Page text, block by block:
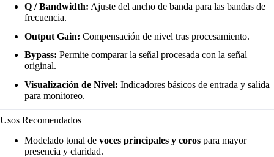
Q / Bandwidth: Ajuste del ancho de banda para las bandas de
frecuencia.
Output Gain: Compensación de nivel tras procesamiento.
Bypass: Permite comparar la señal procesada con la señal
original.
Visualización de Nivel: Indicadores básicos de entrada y salida
para monitoreo.
Usos Recomendados
Modelado tonal de voces principales y coros para mayor
presencia y claridad.